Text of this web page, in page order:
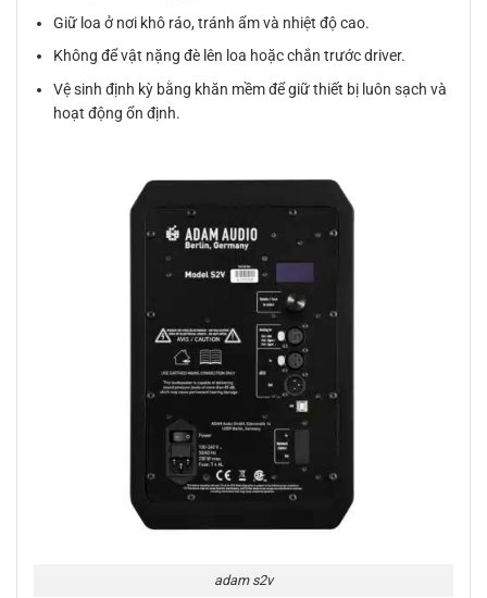
Giữ loa ở nơi khô ráo, tránh ẩm và nhiệt độ cao.
Không để vật nặng đè lên loa hoặc chắn trước driver.
Vệ sinh định kỳ bằng khăn mềm để giữ thiết bị luôn sạch và
hoạt động ổn định.
adam s2v